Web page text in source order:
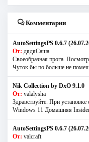
Комментарии
AutoSettingsPS 0.6.7
От: дядяСаша
Своеобразная прога.
Чуток бы по больше не
Nik Collection by DxO 9.1.0
От: valalysha
Здравствуйте. При
Windows 11 Домашняя
AutoSettingsPS 0.6.7
От: valcraft